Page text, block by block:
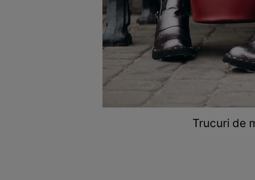
Trucuri de